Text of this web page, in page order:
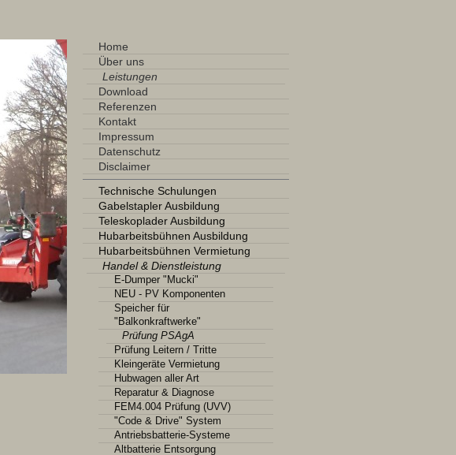
Home
Über uns
Leistungen
Download
Referenzen
Kontakt
Impressum
Datenschutz
Disclaimer
Technische Schulungen
Gabelstapler Ausbildung
Teleskoplader Ausbildung
Hubarbeitsbühnen Ausbildung
Hubarbeitsbühnen Vermietung
Handel & Dienstleistung
E-Dumper "Mucki"
NEU - PV Komponenten
Speicher für
"Balkonkraftwerke"
Prüfung PSAgA
Prüfung Leitern / Tritte
Kleingeräte Vermietung
Hubwagen aller Art
Reparatur & Diagnose
FEM4.004 Prüfung (UVV)
"Code & Drive" System
Antriebsbatterie-Systeme
Altbatterie Entsorgung